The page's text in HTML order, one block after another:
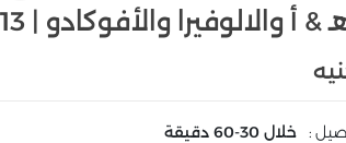
أ والالوفيرا والأفوكادو | 113مل
: خلال 30-60 دقيقة